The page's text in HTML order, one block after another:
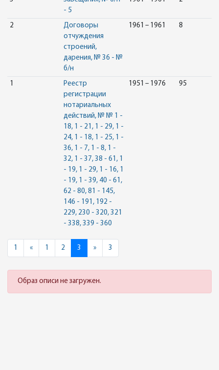
- 5
2
Договоры
отчуждения
строений,
дарения, № 36 - №
б/н
1961 – 1961 8
1
Реестр
регистрации
нотариальных
действий, № № 1 -
18, 1 - 21, 1 - 29, 1 -
24, 1 - 18, 1 - 25, 1 -
36, 1 - 7, 1 - 8, 1 -
32, 1 - 37, 38 - 61, 1
- 19, 1 - 29, 1 - 16, 1
- 19, 1 - 39, 40 - 61,
62 - 80, 81 - 145,
146 - 191, 192 -
229, 230 - 320, 321
- 338, 339 - 360
1951 – 1976 95
1 «Previous
1 2 3 »Next3
Образ описи не загружен.